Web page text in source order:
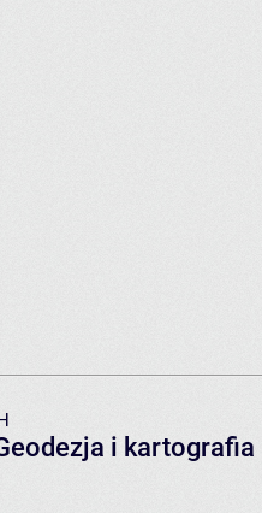
i kartografia